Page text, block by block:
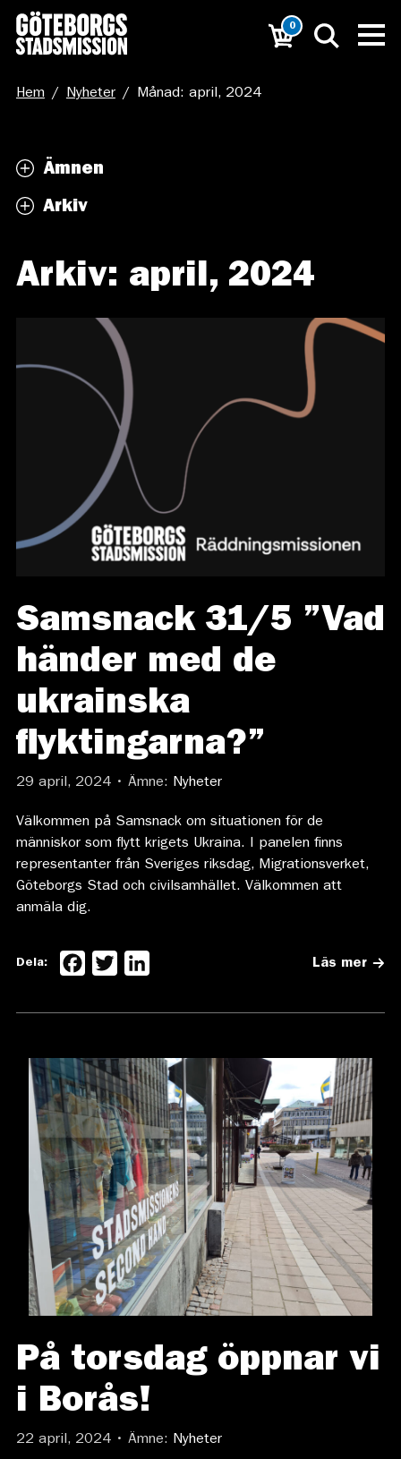
0
Hem / Nyheter / Månad: april, 2024
Ämnen
Arkiv
Arkiv: april, 2024
Samsnack 31/5 ”Vad
händer med de
ukrainska
flyktingarna?”
29 april, 2024 • Ämne: Nyheter
Välkommen på Samsnack om situationen för de
människor som flytt krigets Ukraina. I panelen finns
representanter från Sveriges riksdag, Migrationsverket,
Göteborgs Stad och civilsamhället. Välkommen att
anmäla dig.
Läs mer
Dela: Facebook
Twitter
På torsdag öppnar vi
i Borås!
22 april, 2024 • Ämne: Nyheter